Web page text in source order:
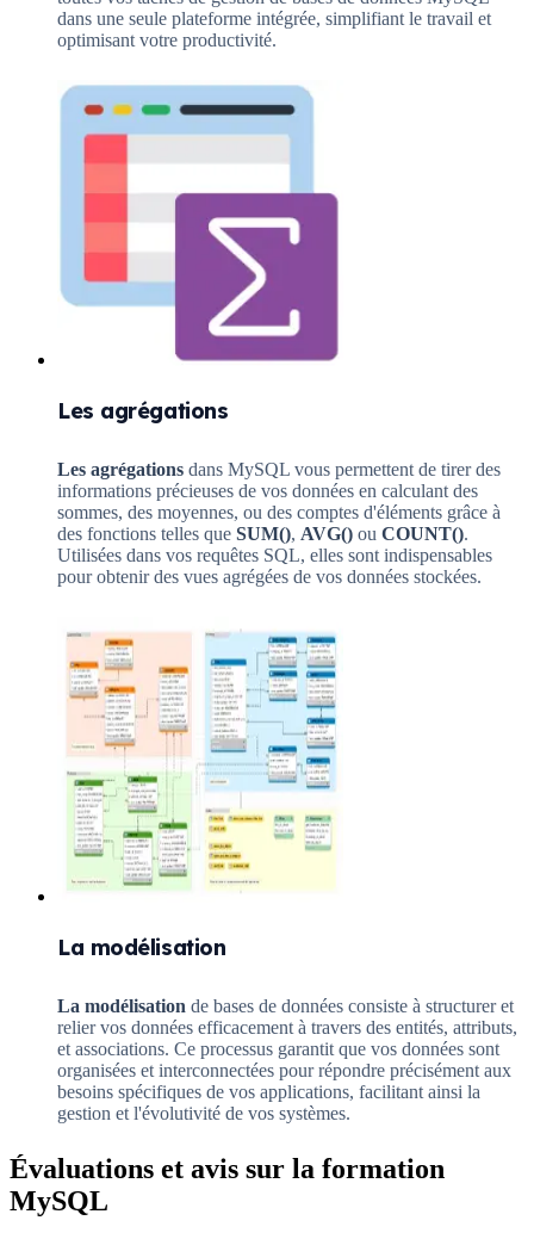
dans une seule plateforme intégrée, simplifiant le travail et
optimisant votre productivité.
Les agrégations
Les agrégations dans MySQL vous permettent de tirer des
informations précieuses de vos données en calculant des
sommes, des moyennes, ou des comptes d'éléments grâce à
des fonctions telles que SUM(), AVG() ou COUNT().
Utilisées dans vos requêtes SQL, elles sont indispensables
pour obtenir des vues agrégées de vos données stockées.
La modélisation
La modélisation de bases de données consiste à structurer et
relier vos données efficacement à travers des entités, attributs,
et associations. Ce processus garantit que vos données sont
organisées et interconnectées pour répondre précisément aux
besoins spécifiques de vos applications, facilitant ainsi la
gestion et l'évolutivité de vos systèmes.
Évaluations et avis sur la formation
MySQL